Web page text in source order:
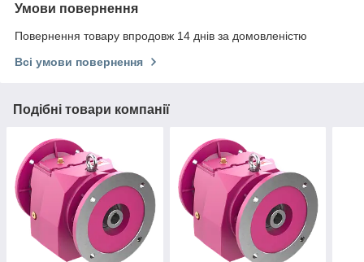
Умови повернення
Повернення товару впродовж 14 днів за домовленістю
Всі умови повернення
Подібні товари компанії